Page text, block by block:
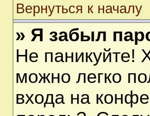
Вернуться к началу
» Я забыл
Не паникуйте!
можно легко
входа на